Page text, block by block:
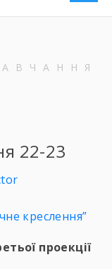
22-23
креслення”
проекції